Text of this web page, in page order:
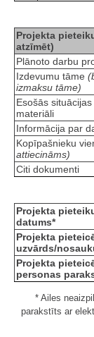
Projekta
atzīmēt)
Plānoto darbu
Izdevumu tāme
izmaksu tāme)
Esošās
materiāli
Informācija par
Kopīpašnieku
attiecināms)
Citi dokumenti
Projekta
datums*
Projekta
uzvārds/
Projekta
personas
* Ailes
parakstīts ar